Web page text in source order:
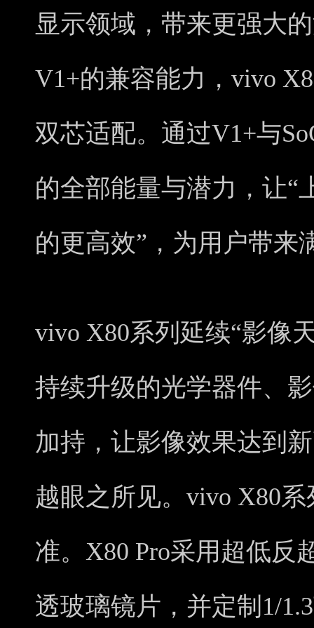
显示领域，带来更强大
V1+的兼容能力，vivo
双芯适配。通过V1+与
的全部能量与潜力，让“
的更高效”，为用户带来
vivo X80系列延续“影像
持续升级的光学器件、
加持，让影像效果达到
越眼之所见。vivo X80
准。X80 Pro采用超低反
透玻璃镜片，并定制1/